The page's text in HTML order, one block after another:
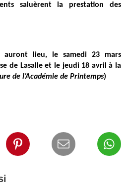
saluèrent la prestation des
auront lieu, le samedi 23 mars
de Lasalle et le jeudi 18 avril à la
de l’Académie de Printemps)